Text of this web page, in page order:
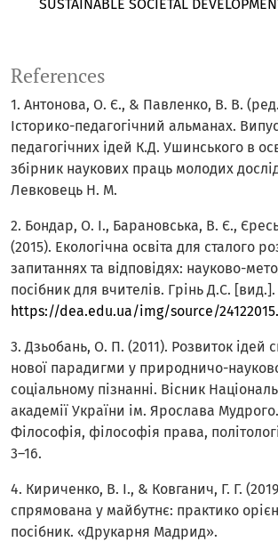
SUSTAINABLE SOCIETAL
References
1. Антонова, О. Є., & Павленко, В. В.
Історико-педагогічний альманах.
педагогічних ідей К.Д. Ушинського в
збірник наукових праць молодих
Левковець Н. М.
2. Бондар, О. І., Барановська, В. Є.,
(2015). Екологічна освіта для сталого
запитаннях та відповідях: науково-
посібник для вчителів. Грінь Д.С. [вид.].
https://dea.edu.ua/img/source/
3. Дзьобань, О. П. (2011). Розвиток ідей
нової парадигми у природничо-
соціальному пізнанні. Вісник
академії України ім. Ярослава
Філософія, філософія права,
3–16.
4. Кириченко, В. І., & Ковганич, Г. Г.
спрямована у майбутнє: практико
посібник. «Друкарня Мадрид».